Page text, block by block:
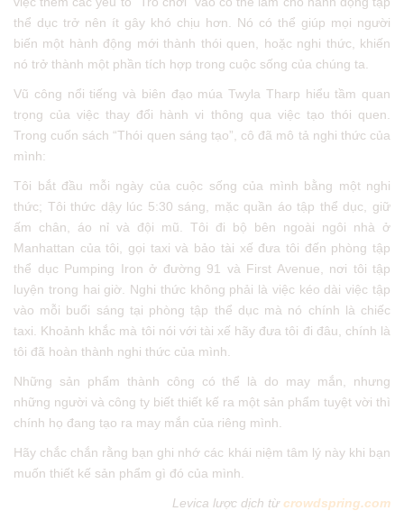
thể dục trở nên ít gây khó chịu hơn. Nó có thể giúp mọi người
biến một hành động mới thành thói quen, hoặc nghi thức, khiến
nó trở thành một phần tích hợp trong cuộc sống của chúng ta.
Vũ công nổi tiếng và biên đạo múa Twyla Tharp hiểu tầm quan
trọng của việc thay đổi hành vi thông qua việc tạo thói quen.
Trong cuốn sách “Thói quen sáng tạo”, cô đã mô tả nghi thức của
mình:
Tôi bắt đầu mỗi ngày của cuộc sống của mình bằng một nghi
thức; Tôi thức dậy lúc 5:30 sáng, mặc quần áo tập thể dục, giữ
ấm chân, áo nỉ và đội mũ. Tôi đi bộ bên ngoài ngôi nhà ở
Manhattan của tôi, gọi taxi và bảo tài xế đưa tôi đến phòng tập
thể dục Pumping Iron ở đường 91 và First Avenue, nơi tôi tập
luyện trong hai giờ. Nghi thức không phải là việc kéo dài việc tập
vào mỗi buổi sáng tại phòng tập thể dục mà nó chính là chiếc
taxi. Khoảnh khắc mà tôi nói với tài xế hãy đưa tôi đi đâu, chính là
tôi đã hoàn thành nghi thức của mình.
Những sản phẩm thành công có thể là do may mắn, nhưng
những người và công ty biết thiết kế ra một sản phẩm tuyệt vời thì
chính họ đang tạo ra may mắn của riêng mình.
Hãy chắc chắn rằng bạn ghi nhớ các khái niệm tâm lý này khi bạn
muốn thiết kế sản phẩm gì đó của mình.
Levica lược dịch từ crowdspring.com